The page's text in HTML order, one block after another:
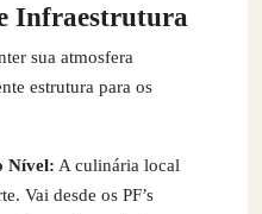
Infraestrutura
sua atmosfera
estrutura para os
Nível: A culinária local
Vai desde os PF’s